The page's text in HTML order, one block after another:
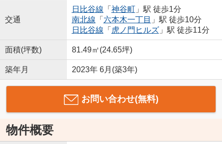
交通
日比谷線 「 神谷町」駅 徒歩1分
南北線 「 六本木一丁目 」駅 徒歩10分
日比谷線 「 虎ノ門ヒルズ」駅 徒歩11分
面積(坪数) 81.49㎡(24.65坪)
築年月 2023年 6月(築3年)
お問い合わせ(無料)
物件概要